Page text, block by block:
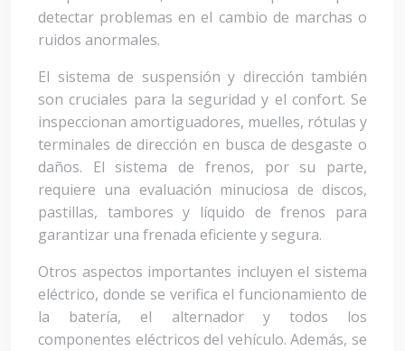
detectar problemas en el cambio de marchas o
ruidos anormales.
El sistema de suspensión y dirección también
son cruciales para la seguridad y el confort. Se
inspeccionan amortiguadores, muelles, rótulas y
terminales de dirección en busca de desgaste o
daños. El sistema de frenos, por su parte,
requiere una evaluación minuciosa de discos,
pastillas, tambores y líquido de frenos para
garantizar una frenada eficiente y segura.
Otros aspectos importantes incluyen el sistema
eléctrico, donde se verifica el funcionamiento de
la batería, el alternador y todos los
componentes eléctricos del vehículo. Además, se